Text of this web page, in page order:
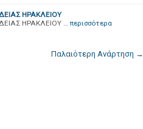
ΗΡΑΚΛΕΙΟΥ
ΗΡΑΚΛΕΙΟΥ … περισσότερα
Παλαιότερη Ανάρτηση →